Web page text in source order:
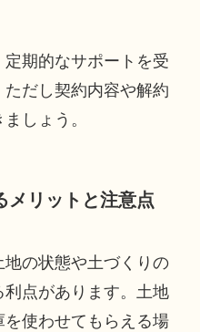
期的なサポートを受
だし契約内容や解約
しょう。
メリットと注意点
の状態や土づくりの
点があります。土地
使わせてもらえる場